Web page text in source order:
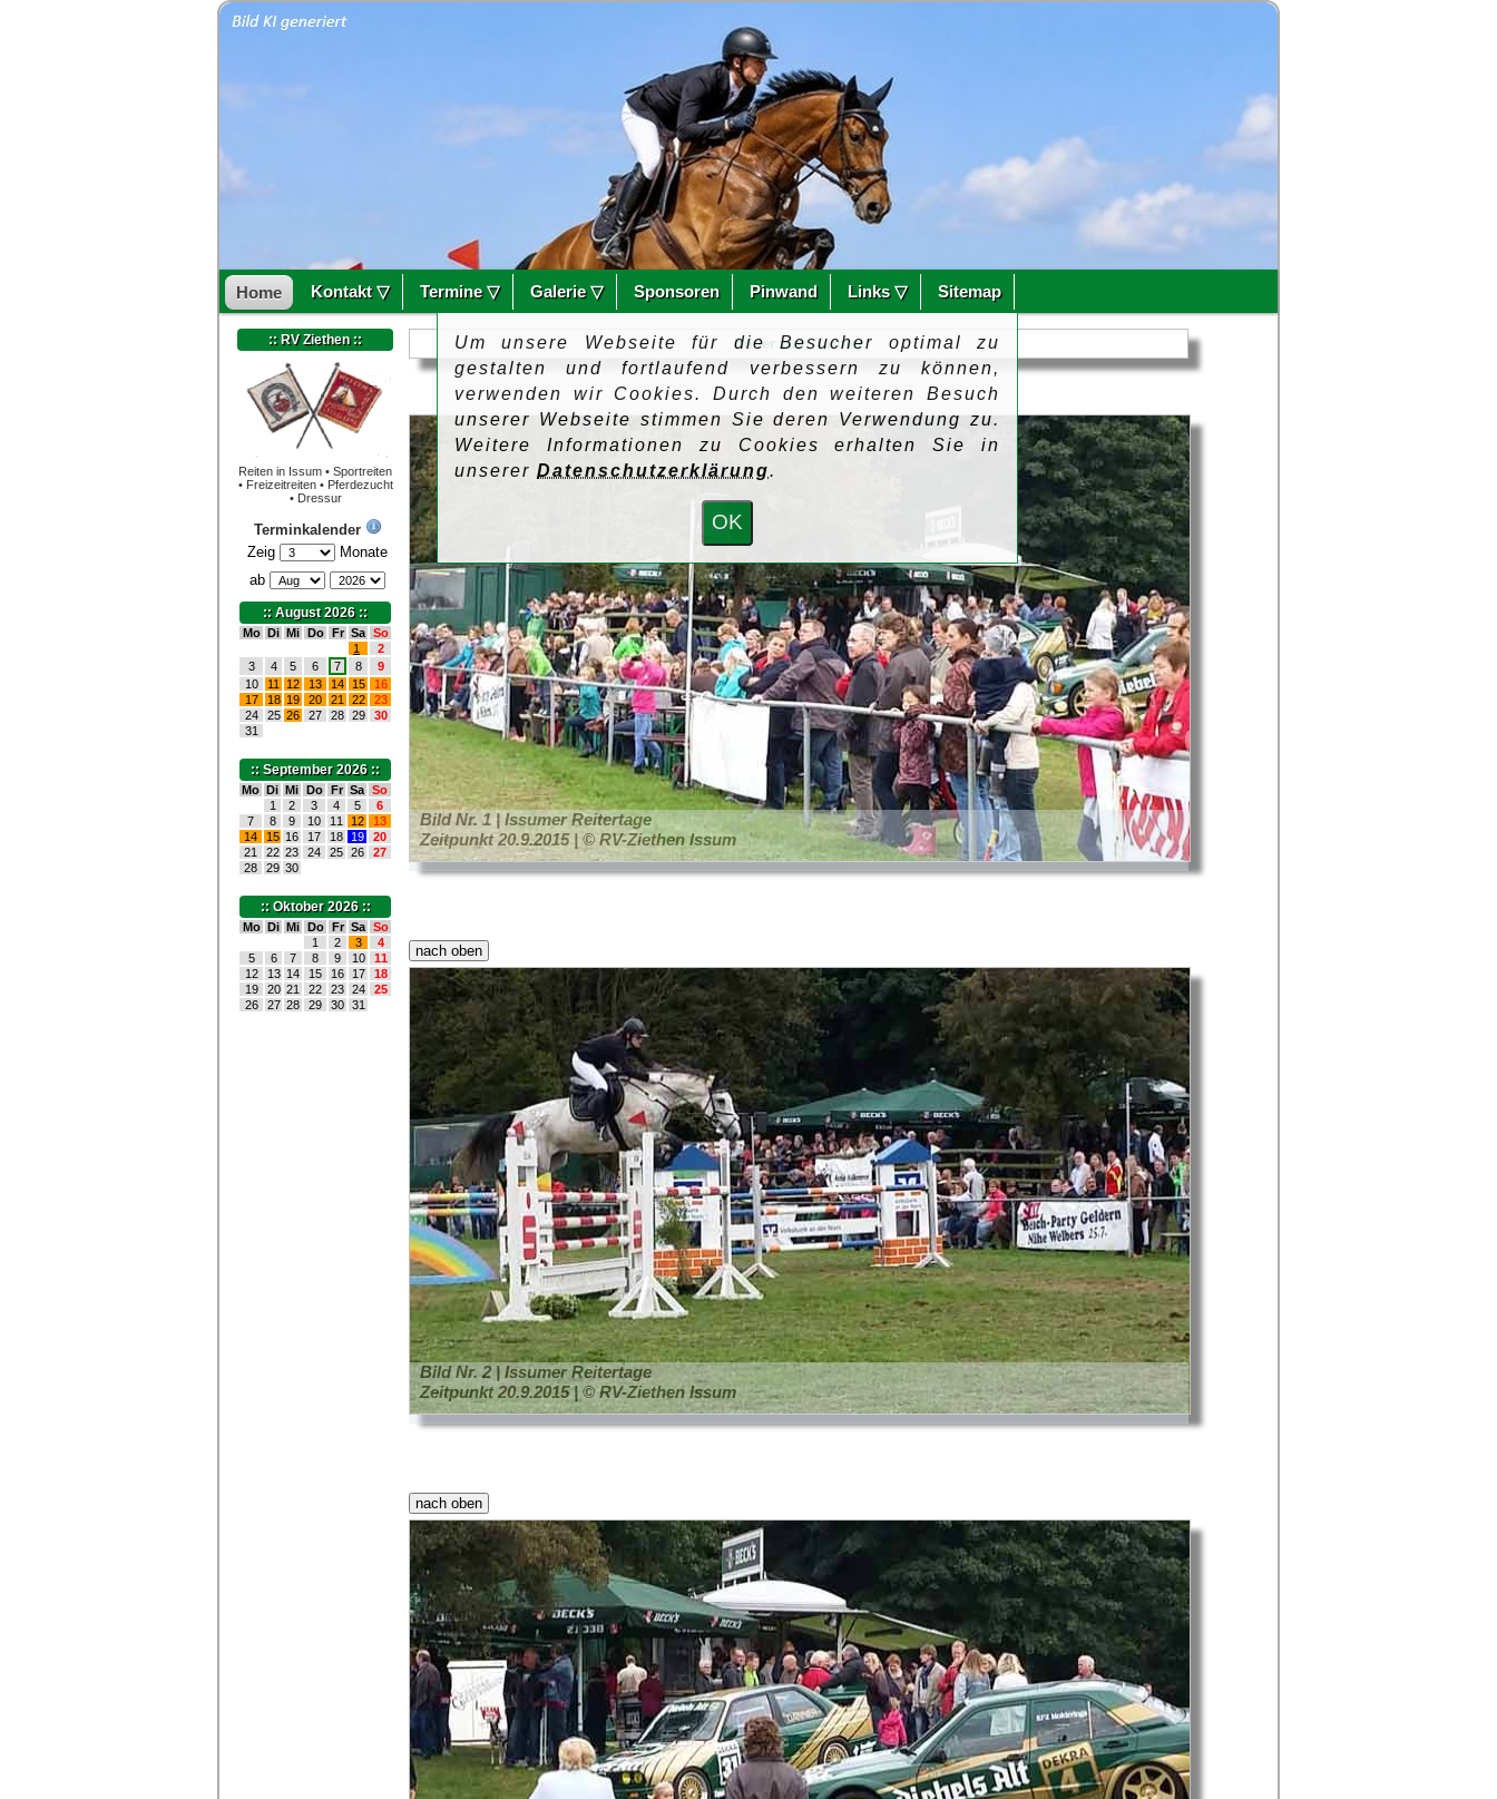
Home Kontakt ▽ Termine ▽ Galerie ▽ Sponsoren Pinwand Links ▽ Sitemap
:: RV Ziethen ::
Reiten in Issum • Sportreiten
• Freizeitreiten • Pferdezucht
• Dressur
Terminkalender
Zeig
Monate
ab
:: August 2026 ::
Mo Di Mi Do Fr Sa So
1
2
3
4 5 6 7 8
9
10
11 12 13 14 15
16
17
18 19 20 21 22
23
24
25 26 27 28 29
30
31
:: September 2026 ::
Mo Di Mi Do Fr Sa So
1
2 3 4 5
6
7
8 9 10 11 12
13
14
15 16 17 18 19
20
21
22 23 24 25 26
27
28
29 30
:: Oktober 2026 ::
Mo Di Mi Do Fr Sa So
1
2 3
4
5
6 7 8 9 10
11
12
13 14 15 16 17
18
19
20 21 22 23 24
25
26
27 28 29 30 31
Bilder zum Turnier
Bild Nr. 1 | Issumer Reitertage
Zeitpunkt 20.9.2015 | © RV-Ziethen Issum
Bild Nr. 2 | Issumer Reitertage
Zeitpunkt 20.9.2015 | © RV-Ziethen Issum
Um unsere Webseite für die Besucher optimal zu
gestalten und fortlaufend verbessern zu können,
verwenden wir Cookies. Durch den weiteren Besuch
unserer Webseite stimmen Sie deren Verwendung zu.
Weitere Informationen zu Cookies erhalten Sie in
unserer Datenschutzerklärung.
OK